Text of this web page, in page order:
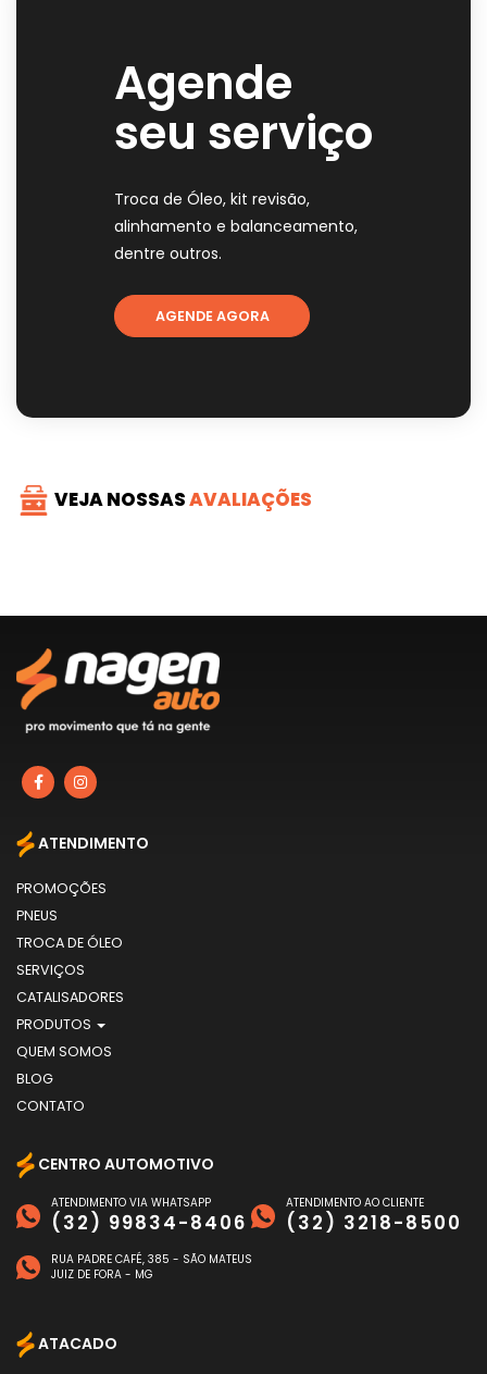
Agende
seu serviço
Troca de Óleo, kit revisão,
alinhamento e balanceamento,
dentre outros.
AGENDE AGORA
VEJA NOSSASAVALIAÇÕES
ATENDIMENTO
PROMOÇÕES
PNEUS
TROCA DE ÓLEO
SERVIÇOS
CATALISADORES
PRODUTOS
QUEM SOMOS
BLOG
CONTATO
CENTRO AUTOMOTIVO
ATENDIMENTO VIA WHATSAPP
(32) 99834-8406
ATENDIMENTO AO CLIENTE
(32) 3218-8500
RUA PADRE CAFÉ, 385 - SÃO MATEUS
JUIZ DE FORA - MG
ATACADO